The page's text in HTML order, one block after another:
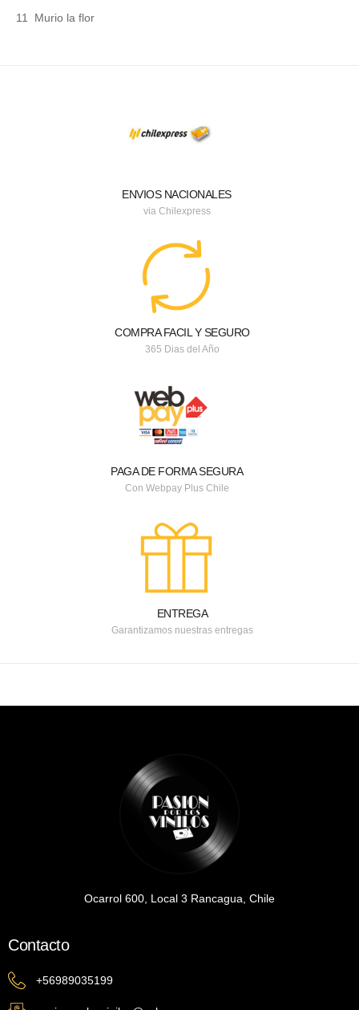
11 Murio la flor
ENVIOS NACIONALES
via Chilexpress
COMPRA FACIL Y SEGURO
365 Dias del Año
PAGA DE FORMA SEGURA
Con Webpay Plus Chile
ENTREGA
Garantizamos nuestras entregas
Ocarrol 600, Local 3 Rancagua, Chile
Contacto
+56989035199